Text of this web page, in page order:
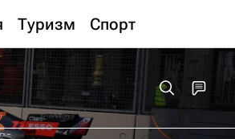
Туризм Спорт